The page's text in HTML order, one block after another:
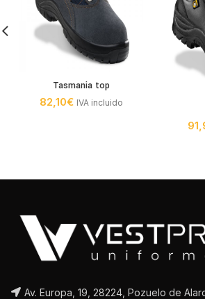
Tasmania top
82,10€ IVA incluido
Av. Europa, 19, 28224, Pozuelo de